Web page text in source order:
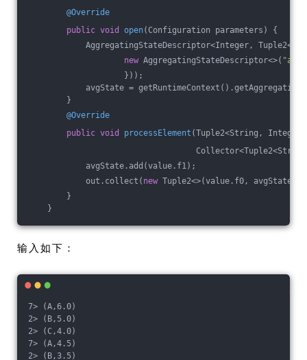
@Override
public void open(Configuration parameters)
{
AggregatingStateDescriptor<Integer,
new AggregatingStateDescriptor<>(
}));
avgState =
}
@Override
public void processElement (Tuple2<String,
Collector<Tuple2<String,
avgState.add(value.f1);
out.collect( new Tuple2<>(value.f0,
}
}
输入如下：
7> (A,6.0)
2> (B,5.0)
2> (C,4.0)
7> (A,4.5)
2> (B,3.5)